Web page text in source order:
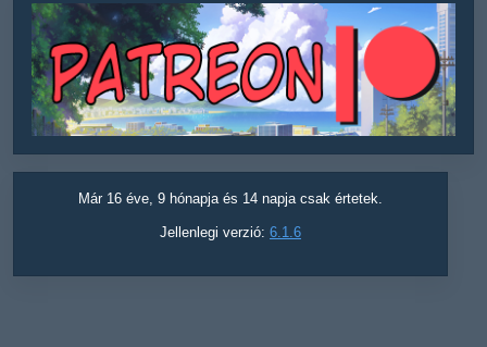
Már 16 éve, 9 hónapja és 14 napja csak értetek.
Jellenlegi verzió: 6.1.6